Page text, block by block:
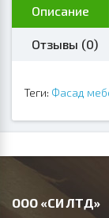
Описание
Отзывы (0)
Теги: Фасад
ООО «СИ ЛТД»